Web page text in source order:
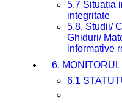
5.7 Situația
integritate
5.8. Studii/
Ghiduri/
informative
6.
6.1